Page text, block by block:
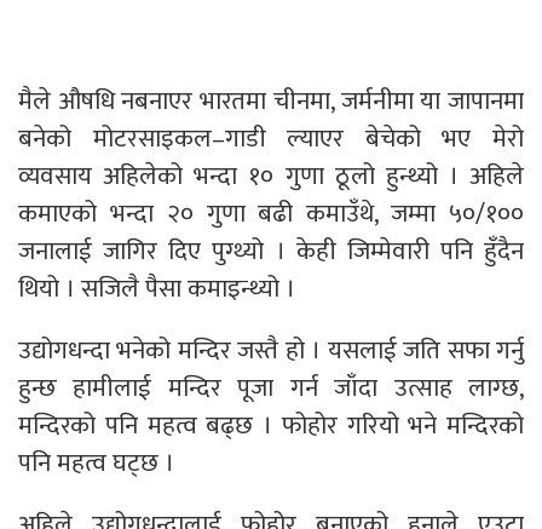
मैले औषधि नबनाएर भारतमा चीनमा, जर्मनीमा या जापानमा
बनेको मोटरसाइकल–गाडी ल्याएर बेचेको भए मेरो
व्यवसाय अहिलेको भन्दा १० गुणा ठूलो हुन्थ्यो । अहिले
कमाएको भन्दा २० गुणा बढी कमाउँथे, जम्मा ५०/१००
जनालाई जागिर दिए पुग्थ्यो । केही जिम्मेवारी पनि हुँदैन
थियो । सजिलै पैसा कमाइन्थ्यो ।
उद्योगधन्दा भनेको मन्दिर जस्तै हो । यसलाई जति सफा गर्नु
हुन्छ हामीलाई मन्दिर पूजा गर्न जाँदा उत्साह लाग्छ,
मन्दिरको पनि महत्व बढ्छ । फोहोर गरियो भने मन्दिरको
पनि महत्व घट्छ ।